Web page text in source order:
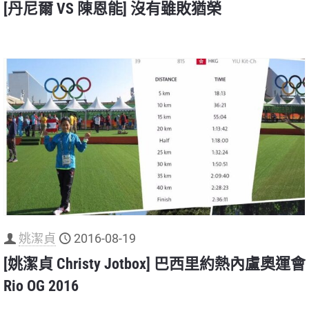
[丹尼爾 VS 陳恩能] 沒有雖敗猶榮
姚潔貞 2016-08-19
[姚潔貞 Christy Jotbox] 巴西里約熱內盧奧運會
Rio OG 2016